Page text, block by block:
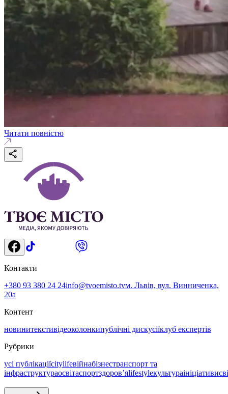
Читати повністю
Контакти
+380 93 380 24 24info@tvoemisto.tvм. Львів, вул. Винниченка,
20а
Контент
новинитекстивідеоколонкипублічні дискусіїклуб експертів
Рубрики
усі публікаціїcitylifeвійнабізнестранспорт та
інфраструктураосвітаспортздоровʼяlifestyleкультураініціативи